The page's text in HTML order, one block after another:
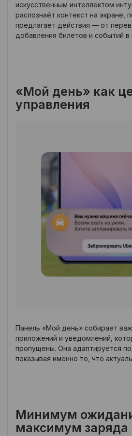
искусственным интеллектом
распознаёт контекст на экране,
предлагает действия — от
добавления билетов и событий в
«Мой день» как
управления
Панель «Мой день» собирает
приложений и уведомлений,
пропущены. Она адаптируется
показывая именно то, что
Минимум
максимум заряда